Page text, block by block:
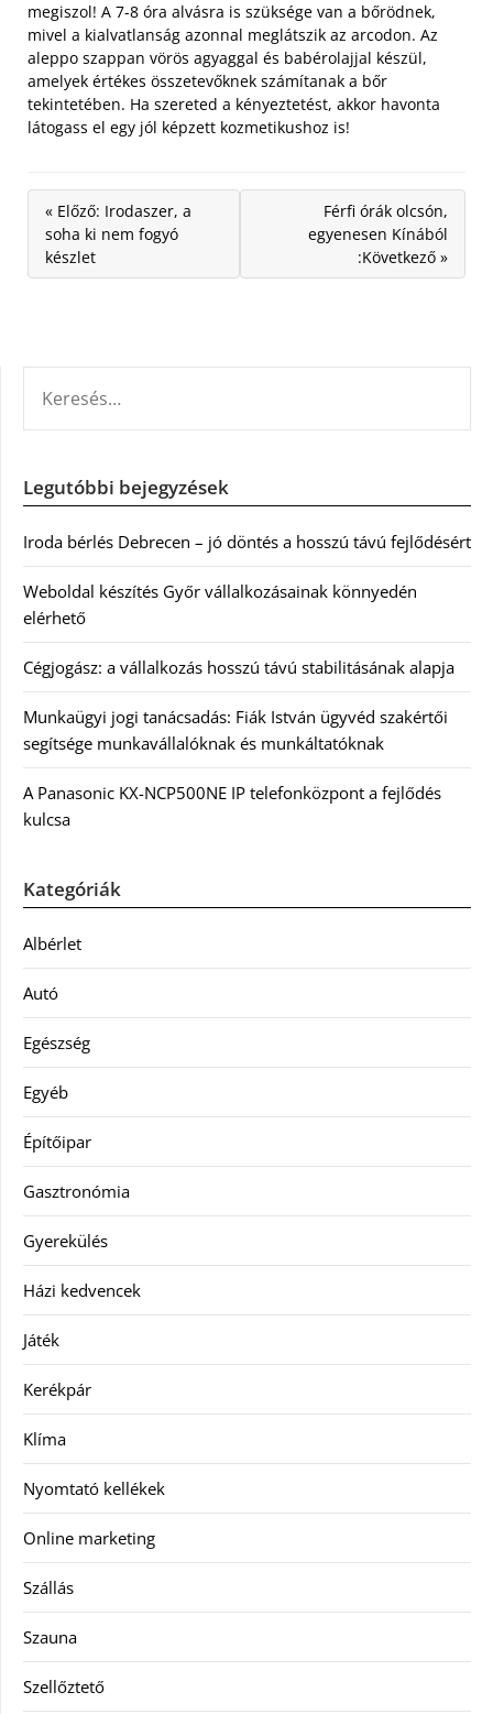
megiszol! A 7-8 óra alvásra is szüksége van a bőrödnek,
mivel a kialvatlanság azonnal meglátszik az arcodon. Az
aleppo szappan vörös agyaggal és babérolajjal készül,
amelyek értékes összetevőknek számítanak a bőr
tekintetében. Ha szereted a kényeztetést, akkor havonta
látogass el egy jól képzett kozmetikushoz is!
« Előző: Irodaszer, a
soha ki nem fogyó
készlet
Férfi órák olcsón,
egyenesen Kínából
:Következő »
Legutóbbi bejegyzések
Iroda bérlés Debrecen – jó döntés a hosszú távú fejlődésért
Weboldal készítés Győr vállalkozásainak könnyedén
elérhető
Cégjogász: a vállalkozás hosszú távú stabilitásának alapja
Munkaügyi jogi tanácsadás: Fiák István ügyvéd szakértői
segítsége munkavállalóknak és munkáltatóknak
A Panasonic KX-NCP500NE IP telefonközpont a fejlődés
kulcsa
Kategóriák
Albérlet
Autó
Egészség
Egyéb
Építőipar
Gasztronómia
Gyerekülés
Házi kedvencek
Játék
Kerékpár
Klíma
Nyomtató kellékek
Online marketing
Szállás
Szauna
Szellőztető